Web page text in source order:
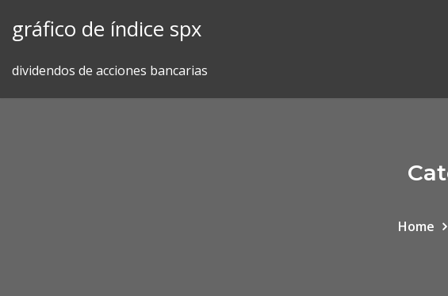
gráfico de índice spx
dividendos de acciones bancarias
Home